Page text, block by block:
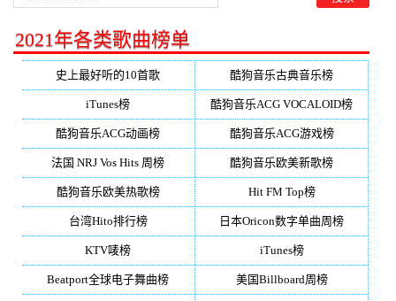
2021年各类歌曲榜单
史上最好听的10首歌 酷狗音乐古典音乐榜
iTunes榜 酷狗音乐ACG VOCALOID榜
酷狗音乐ACG动画榜 酷狗音乐ACG游戏榜
法国 NRJ Vos Hits 周榜 酷狗音乐欧美新歌榜
酷狗音乐欧美热歌榜 Hit FM Top榜
台湾Hito排行榜 日本Oricon数字单曲周榜
KTV唛榜 iTunes榜
Beatport全球电子舞曲榜 美国Billboard周榜